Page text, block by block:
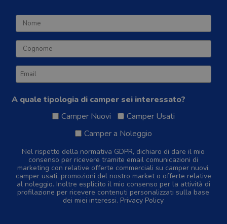
A quale tipologia di camper sei interessato?
Camper Nuovi
Camper Usati
Camper a Noleggio
Nel rispetto della normativa GDPR, dichiaro di dare il mio
consenso per ricevere tramite email comunicazioni di
marketing con relative offerte commerciali su camper nuovi,
camper usati, promozioni del nostro market o offerte relative
al noleggio. Inoltre esplicito il mio consenso per la attività di
profilazione per ricevere contenuti personalizzati sulla base
dei miei interessi. Privacy Policy